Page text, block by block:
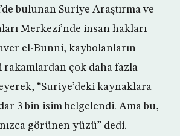
bulunan Suriye Araştırma ve
Merkezi’nde insan hakları
el-Bunni, kaybolanların
rakamlardan çok daha fazla
“Suriye’deki kaynaklara
3 bin isim belgelendi. Ama bu,
görünen yüzü” dedi.